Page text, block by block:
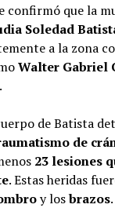
confirmó que la
Soledad
a la zona
Walter Gabriel
de Batista
de
23 lesiones
. Estas heridas
y losbrazos.